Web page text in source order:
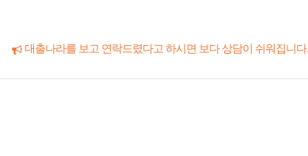
대출나라를 보고 연락드렸다고 하시면 보다 상담이 쉬워집니다.